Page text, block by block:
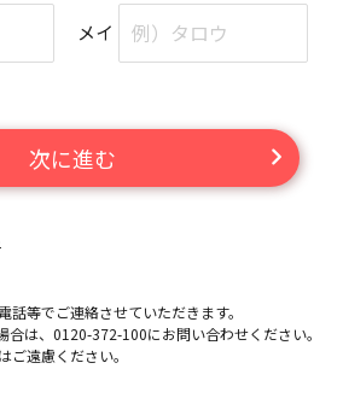
メイ
次に進む
等でご連絡させていただきます。
は、0120-372-100にお問い合わせください。
遠慮ください。